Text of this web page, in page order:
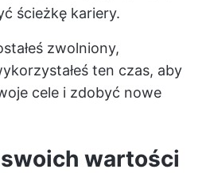
ścieżkę kariery.
zwolniony,
ten czas, aby
cele i zdobyć nowe
wartości